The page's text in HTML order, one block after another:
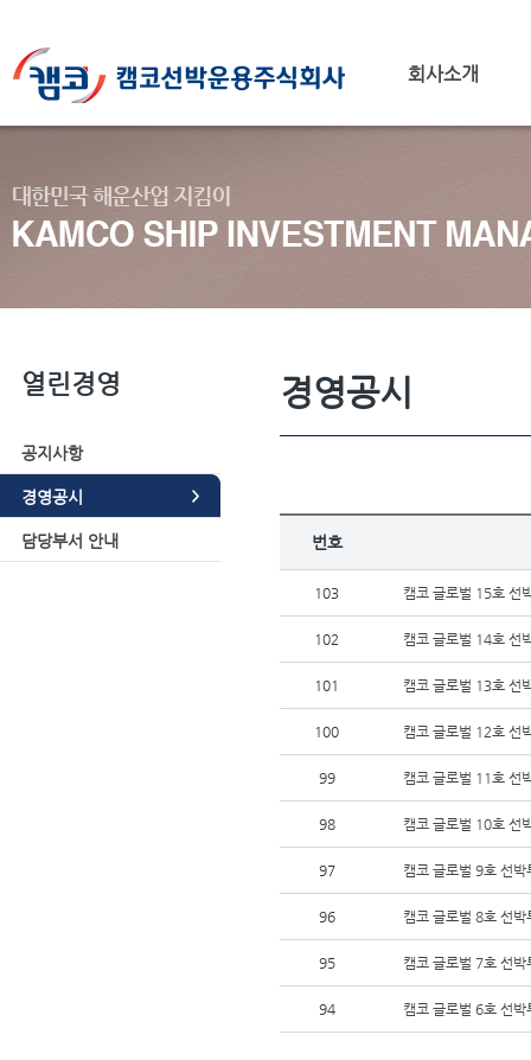
회사소개
열린경영
공지사항
경영공시
담당부서 안내
경영공시
번호
103 캠코 글로벌 15호 선
102 캠코 글로벌 14호 선
101 캠코 글로벌 13호 선
100 캠코 글로벌 12호 선
99 캠코 글로벌 11호 선
98 캠코 글로벌 10호 선
97 캠코 글로벌 9호 선
96 캠코 글로벌 8호 선
95 캠코 글로벌 7호 선
94 캠코 글로벌 6호 선